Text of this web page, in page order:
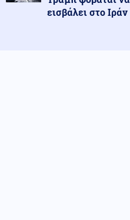
εισβάλει στο Ιράν